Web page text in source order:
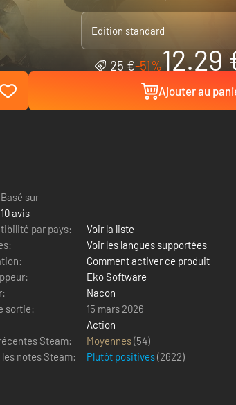
Edition standard
25 €-51%12.29
Ajouter au
Basé sur
10 avis
par pays:
Voir la liste
Voir les langues supportées
Comment activer ce produit
Eko Software
Nacon
sortie:
15 mars 2026
Action
Steam:
Moyennes(54)
notes Steam:
Plutôt positives(2622)